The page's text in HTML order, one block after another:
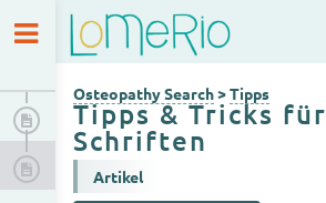
Osteopathy Search
Tipps
Allgemeine Tipps und Hilfen
Tipps & Tricks für A.T. Stills
Osteopathy Search>Tipps
Tipps & Tricks
Schriften
Artikel